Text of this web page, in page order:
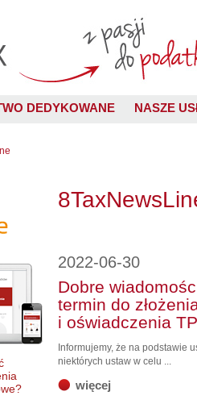
DEDYKOWANE NASZE
2022-06-30
Dobre
termin do
i oświadczenia TP
Informujemy, że na podstawie
niektórych ustaw w celu ...
więcej